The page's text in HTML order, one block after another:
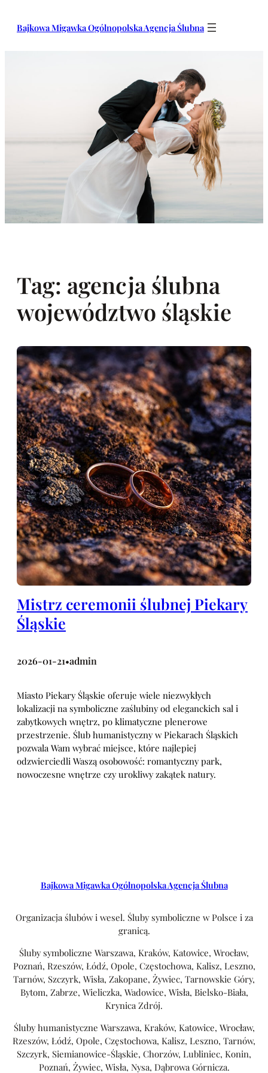
Bajkowa Migawka Ogólnopolska Agencja Ślubna
Tag: agencja ślubna
województwo śląskie
Mistrz ceremonii ślubnej Piekary
Śląskie
2026-01-21•admin
Miasto Piekary Śląskie oferuje wiele niezwykłych
lokalizacji na symboliczne zaślubiny od eleganckich sal i
zabytkowych wnętrz, po klimatyczne plenerowe
przestrzenie. Ślub humanistyczny w Piekarach Śląskich
pozwala Wam wybrać miejsce, które najlepiej
odzwierciedli Waszą osobowość: romantyczny park,
nowoczesne wnętrze czy urokliwy zakątek natury.
Bajkowa Migawka Ogólnopolska Agencja Ślubna
Organizacja ślubów i wesel. Śluby symboliczne w Polsce i za
granicą.
Śluby symboliczne Warszawa, Kraków, Katowice, Wrocław,
Poznań, Rzeszów, Łódź, Opole, Częstochowa, Kalisz, Leszno,
Tarnów, Szczyrk, Wisła, Zakopane, Żywiec, Tarnowskie Góry,
Bytom, Zabrze, Wieliczka, Wadowice, Wisła, Bielsko-Biała,
Krynica Zdrój.
Śluby humanistyczne Warszawa, Kraków, Katowice, Wrocław,
Rzeszów, Łódź, Opole, Częstochowa, Kalisz, Leszno, Tarnów,
Szczyrk, Siemianowice-Śląskie, Chorzów, Lubliniec, Konin,
Poznań, Żywiec, Wisła, Nysa, Dąbrowa Górnicza.